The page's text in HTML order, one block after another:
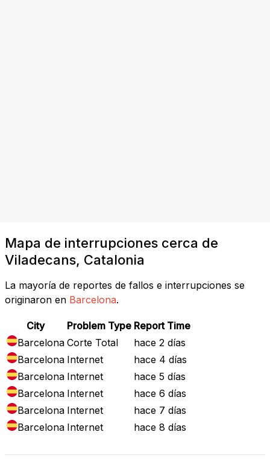
Mapa de interrupciones cerca de
Viladecans, Catalonia
La mayoría de reportes de fallos e interrupciones se
originaron en Barcelona.
City Problem Type Report Time
Barcelona Corte Total
hace 2 días
Barcelona Internet
hace 4 días
Barcelona Internet
hace 5 días
Barcelona Internet
hace 6 días
Barcelona Internet
hace 7 días
Barcelona Internet hace 8 días